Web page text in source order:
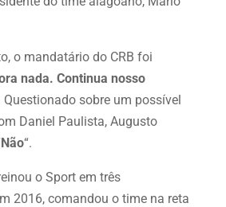
o mandatário do CRB foi
nada. Continua nosso
Questionado sobre um possível
Daniel Paulista, Augusto
Não“.
o Sport em três
2016, comandou o time na reta